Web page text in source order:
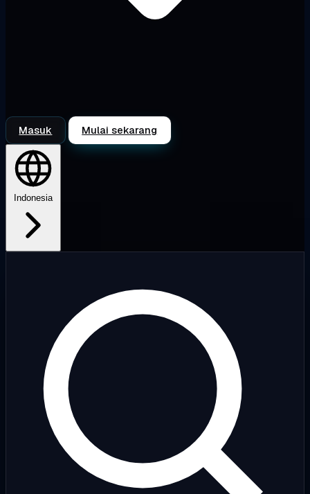
Masuk Mulai sekarang
Indonesia